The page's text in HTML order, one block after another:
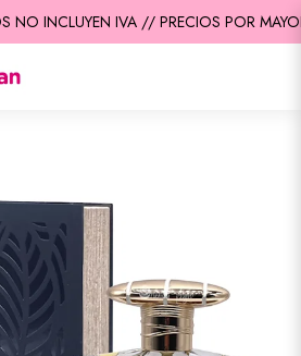
INCLUYEN IVA // PRECIOS POR